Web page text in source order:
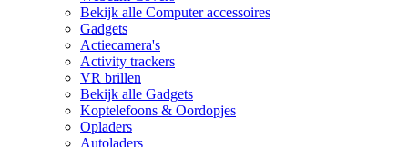
Bekijk alle Computer accessoires
Gadgets
Actiecamera's
Activity trackers
VR brillen
Bekijk alle Gadgets
Koptelefoons & Oordopjes
Opladers
Autoladers